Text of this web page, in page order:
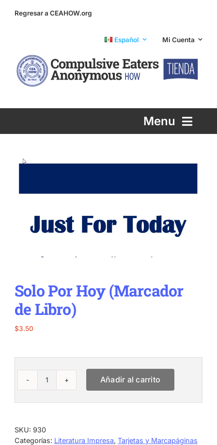
Regresar a CEAHOW.org
Español Mi Cuenta
Menu
Info and Support
Solo Por Hoy (Marcador
de Libro)
$3.50
Solo
Hoy
Libro)
Añadir al carrito
SKU: 930
Categorías: Literatura Impresa, Tarjetas y Marcapáginas